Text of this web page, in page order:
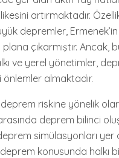
artırmaktadır.
depremler,
çıkarmıştır. Ancak,
ve yerel yönetimler,
önlemler almaktadır.
deprem riskine yönelik
deprem bilinci
simülasyonları yer
konusunda halkı